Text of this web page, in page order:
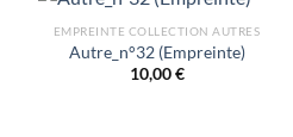
EMPREINTE COLLECTION AUTRES
Autre_n°32 (Empreinte)
10,00€